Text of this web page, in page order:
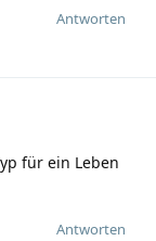
Antworten
für ein Leben
Antworten